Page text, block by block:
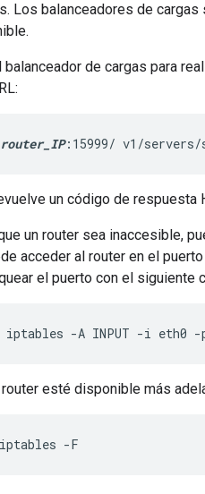
Los balanceadores de
balanceador de cargas para
router_IP:15999/ v1/
un código de
un router sea inaccesible,
acceder al router en el
el puerto con el siguiente
iptables -A INPUT -i eth0 -
router esté disponible más
-F